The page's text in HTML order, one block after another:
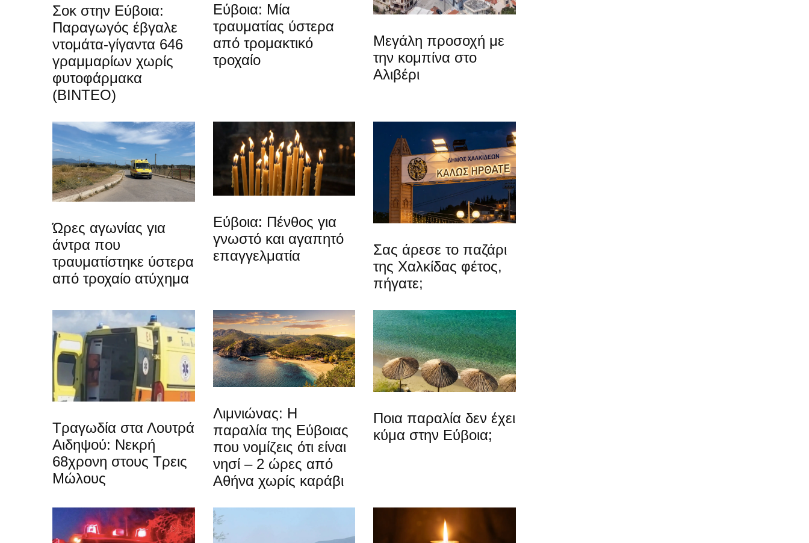
Σοκ στην Εύβοια:
Παραγωγός έβγαλε
ντομάτα-γίγαντα 646
γραμμαρίων χωρίς
φυτοφάρμακα
(ΒΙΝΤΕΟ)
Εύβοια: Μία
τραυματίας ύστερα
από τρομακτικό
τροχαίο
Μεγάλη προσοχή με
την κομπίνα στο
Αλιβέρι
Ώρες αγωνίας για
άντρα που
τραυματίστηκε ύστερα
από τροχαίο ατύχημα
Εύβοια: Πένθος για
γνωστό και αγαπητό
επαγγελματία
Σας άρεσε το παζάρι
της Χαλκίδας φέτος,
πήγατε;
Τραγωδία στα Λουτρά
Αιδηψού: Νεκρή
68χρονη στους Τρεις
Μώλους
Λιμνιώνας: Η
παραλία της Εύβοιας
που νομίζεις ότι είναι
νησί – 2 ώρες από
Αθήνα χωρίς καράβι
Ποια παραλία δεν έχει
κύμα στην Εύβοια;